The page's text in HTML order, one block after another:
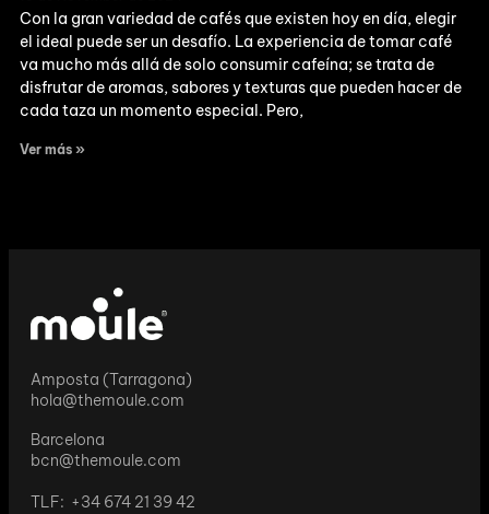
Con la gran variedad de cafés que existen hoy en día, elegir
el ideal puede ser un desafío. La experiencia de tomar café
va mucho más allá de solo consumir cafeína; se trata de
disfrutar de aromas, sabores y texturas que pueden hacer de
cada taza un momento especial. Pero,
Ver más »
Amposta (Tarragona)
hola@themoule.com
Barcelona
bcn@themoule.com
TLF: +34 674 21 39 42